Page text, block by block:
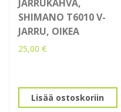
JARRUKAHVA,
SHIMANO T6010 V-
JARRU, OIKEA
25,00 €
Lisää ostoskoriin